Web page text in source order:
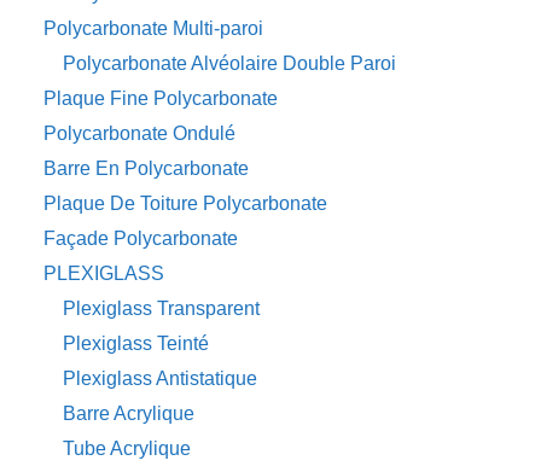
Polycarbonate Multi-paroi
Polycarbonate Alvéolaire Double Paroi
Plaque Fine Polycarbonate
Polycarbonate Ondulé
Barre En Polycarbonate
Plaque De Toiture Polycarbonate
Façade Polycarbonate
PLEXIGLASS
Plexiglass Transparent
Plexiglass Teinté
Plexiglass Antistatique
Barre Acrylique
Tube Acrylique